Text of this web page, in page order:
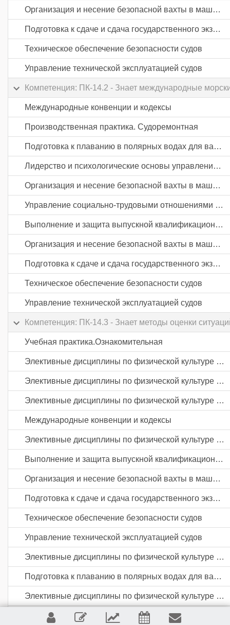
Организация и несение безопасной вахты в машинном отделении судов
Подготовка к сдаче и сдача государственного экзамена
Техническое обеспечение безопасности судов
Управление технической эксплуатацией судов
Компетенция: ПК-14.2 - Знает международные
Международные конвенции и кодексы
Производственная практика. Судоремонтная
Подготовка к плаванию в полярных водах для вахтенных механиков
Лидерство и психологические основы управления экипажем судна
Организация и несение безопасной вахты в машинном отделении судов
Управление социально-трудовыми отношениями в судовых экипажах
Выполнение и защита выпускной квалификационной работы
Организация и несение безопасной вахты в машинном отделении судов
Подготовка к сдаче и сдача государственного экзамена
Техническое обеспечение безопасности судов
Управление технической эксплуатацией судов
Компетенция: ПК-14.3 - Знает методы оценки
Учебная практика.Ознакомительная
Элективные дисциплины по физической культуре и спорту
Элективные дисциплины по физической культуре и спорту
Элективные дисциплины по физической культуре и спорту
Международные конвенции и кодексы
Элективные дисциплины по физической культуре и спорту
Выполнение и защита выпускной квалификационной работы
Организация и несение безопасной вахты в машинном отделении судов
Подготовка к сдаче и сдача государственного экзамена
Техническое обеспечение безопасности судов
Управление технической эксплуатацией судов
Элективные дисциплины по физической культуре и спорту
Подготовка к плаванию в полярных водах для вахтенных механиков
Элективные дисциплины по физической культуре и спорту